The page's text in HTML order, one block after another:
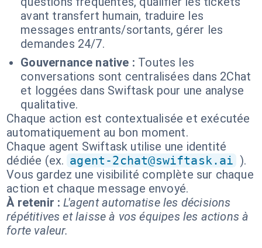
avant transfert humain, traduire les
messages entrants/sortants, gérer les
demandes 24/7.
Gouvernance native : Toutes les
conversations sont centralisées dans 2Chat
et loggées dans Swiftask pour une analyse
qualitative.
Chaque action est contextualisée et exécutée
automatiquement au bon moment.
Chaque agent Swiftask utilise une identité
dédiée (ex. agent-2chat@swiftask.ai ).
Vous gardez une visibilité complète sur chaque
action et chaque message envoyé.
À retenir : L'agent automatise les décisions
répétitives et laisse à vos équipes les actions à
forte valeur.